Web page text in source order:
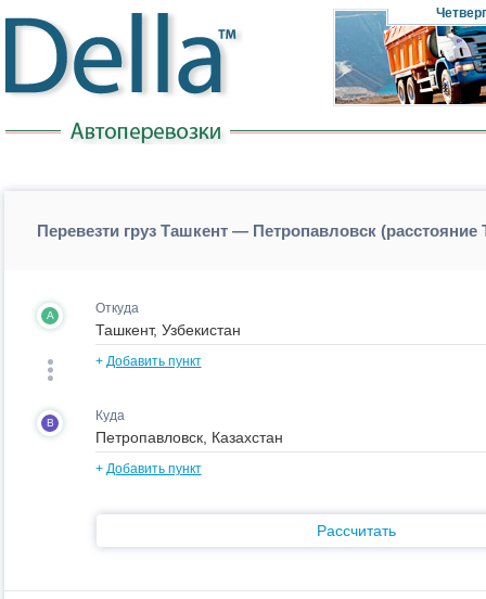
Четверг
Перевезти груз Ташкент — Петропавловск
A Откуда
+ Добавить пункт
B Куда
+ Добавить пункт
Рассчитать